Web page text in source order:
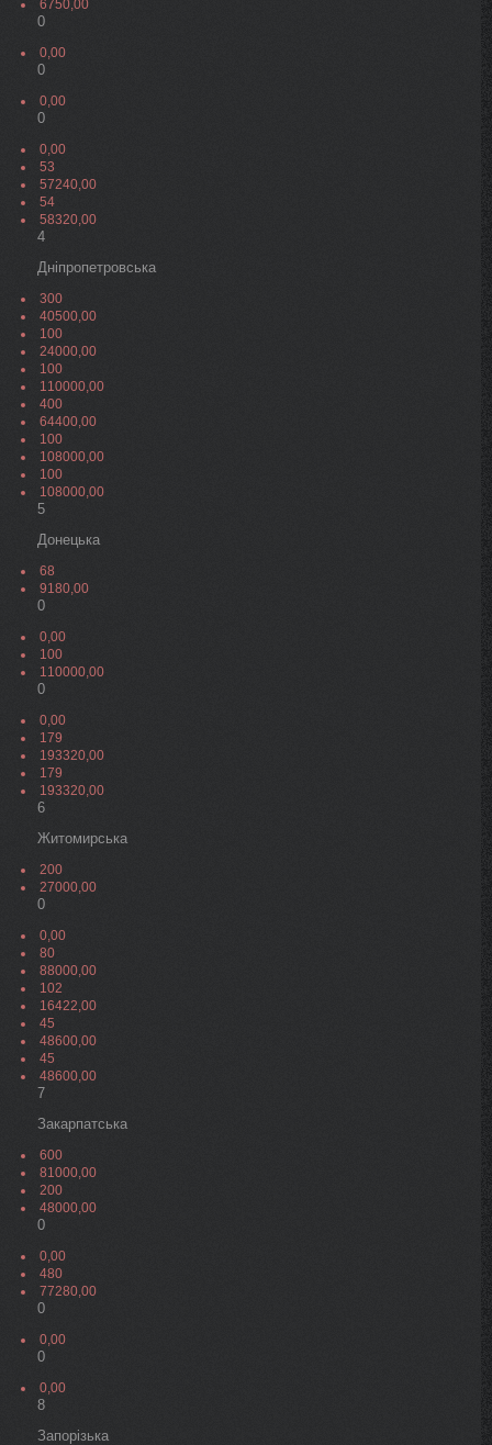
6750,00
0
0,00
0
0,00
0
0,00
53
57240,00
54
58320,00
4
Дніпропетровська
300
40500,00
100
24000,00
100
110000,00
400
64400,00
100
108000,00
100
108000,00
5
Донецька
68
9180,00
0
0,00
100
110000,00
0
0,00
179
193320,00
179
193320,00
6
Житомирська
200
27000,00
0
0,00
80
88000,00
102
16422,00
45
48600,00
45
48600,00
7
Закарпатська
600
81000,00
200
48000,00
0
0,00
480
77280,00
0
0,00
0
0,00
8
Запорізька